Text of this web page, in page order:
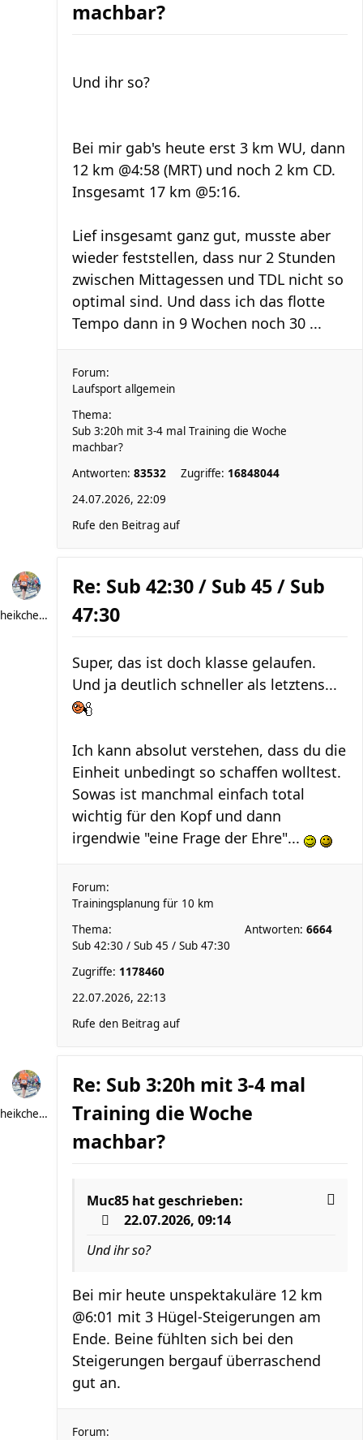
machbar?
Und ihr so?
Bei mir gab's heute erst 3 km WU, dann
12 km @4:58 (MRT) und noch 2 km CD.
Insgesamt 17 km @5:16.
Lief insgesamt ganz gut, musste aber
wieder feststellen, dass nur 2 Stunden
zwischen Mittagessen und TDL nicht so
optimal sind. Und dass ich das flotte
Tempo dann in 9 Wochen noch 30 ...
Forum:
Laufsport allgemein
Thema:
Sub 3:20h mit 3-4 mal Training die Woche
machbar?
Antworten: 83532 Zugriffe: 16848044
24.07.2026, 22:09
Rufe den Beitrag auf
heikchen007
Re: Sub 42:30 / Sub 45 / Sub
47:30
Super, das ist doch klasse gelaufen.
Und ja deutlich schneller als letztens...
Ich kann absolut verstehen, dass du die
Einheit unbedingt so schaffen wolltest.
Sowas ist manchmal einfach total
wichtig für den Kopf und dann
irgendwie "eine Frage der Ehre"...
Forum:
Trainingsplanung für 10 km
Thema:
Sub 42:30 / Sub 45 / Sub 47:30
Antworten: 6664
Zugriffe: 1178460
22.07.2026, 22:13
Rufe den Beitrag auf
heikchen007
Re: Sub 3:20h mit 3-4 mal
Training die Woche
machbar?
Muc85 hat geschrieben:
22.07.2026, 09:14
Und ihr so?
Bei mir heute unspektakuläre 12 km
@6:01 mit 3 Hügel-Steigerungen am
Ende. Beine fühlten sich bei den
Steigerungen bergauf überraschend
gut an.
Forum: